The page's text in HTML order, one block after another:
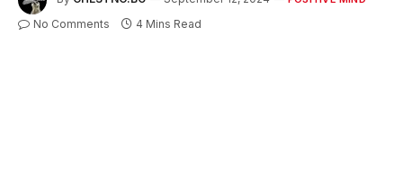
No Comments 4 Mins Read